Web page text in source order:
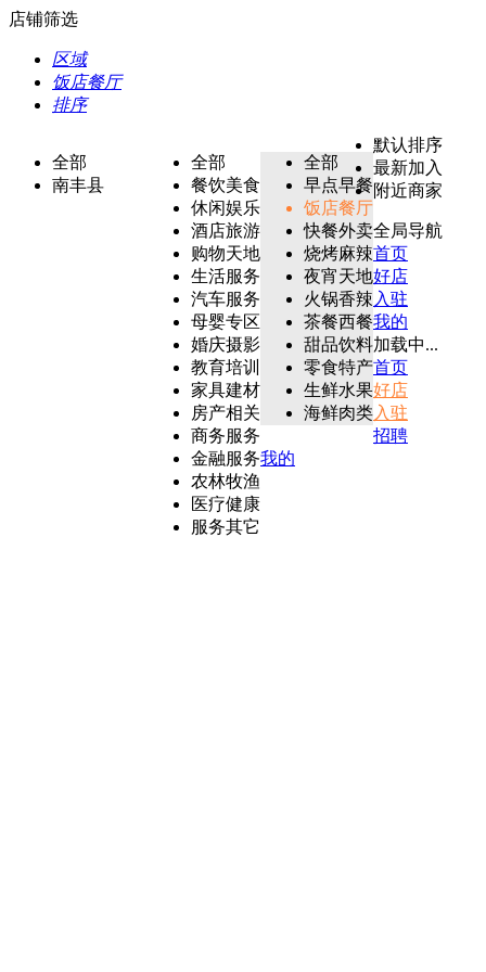
店铺筛选
区域
饭店餐厅
排序
全部
南丰县
全部
餐饮美食
休闲娱乐
酒店旅游
购物天地
生活服务
汽车服务
母婴专区
婚庆摄影
教育培训
家具建材
房产相关
商务服务
金融服务
农林牧渔
医疗健康
服务其它
全部
早点早餐
饭店餐厅
快餐外卖
烧烤麻辣
夜宵天地
火锅香辣
茶餐西餐
甜品饮料
零食特产
生鲜水果
海鲜肉类
默认排序
最新加入
附近商家
全局导航
首页
好店
入驻
我的
加载中...
首页
好店
入驻
招聘
我的